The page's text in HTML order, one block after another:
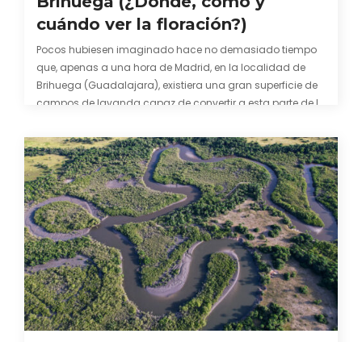
cuándo ver la floración?)
Pocos hubiesen imaginado hace no demasiado tiempo
que, apenas a una hora de Madrid, en la localidad de
Brihuega (Guadalajara), existiera una gran superficie de
campos de lavanda capaz de convertir a esta parte de la
color morado se…